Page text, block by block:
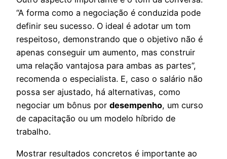
“A forma como a negociação é conduzida pode
definir seu sucesso. O ideal é adotar um tom
respeitoso, demonstrando que o objetivo não é
apenas conseguir um aumento, mas construir
uma relação vantajosa para ambas as partes”,
recomenda o especialista. E, caso o salário não
possa ser ajustado, há alternativas, como
negociar um bônus por desempenho, um curso
de capacitação ou um modelo híbrido de
trabalho.
Mostrar resultados concretos é importante ao